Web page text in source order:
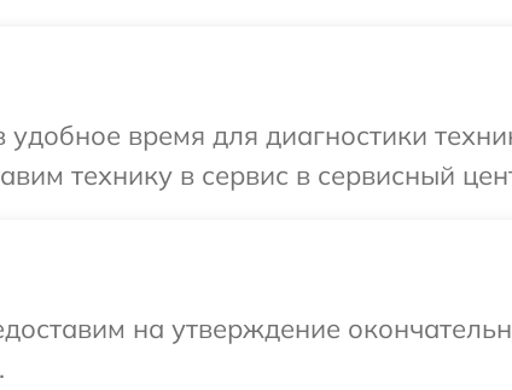
удобное время для диагностики
технику в сервис в сервисный
на утверждение